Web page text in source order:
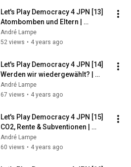
Let's Play Democracy 4 JPN [13]
Atombomben und Eltern |
#Dienstagspolitik mit Romy
Höhne
André Lampe
52 views • 4 years ago
Let's Play Democracy 4 JPN [14]
Werden wir wiedergewählt? |
#Dienstagspolitik mit Romy
Höhne
André Lampe
67 views • 4 years ago
Let's Play Democracy 4 JPN [15]
CO2, Rente & Subventionen |
#Dienstagspolitik mit Romy
Höhne
André Lampe
60 views • 4 years ago